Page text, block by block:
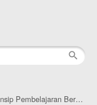
Berbasis Portofolio